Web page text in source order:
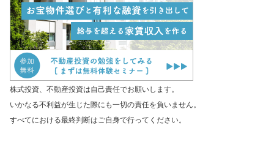
株式投資、不動産投資は自己責任でお願いします。
いかなる不利益が生じた際にも一切の責任を負いません。
すべてにおける最終判断はご自身で行ってください。